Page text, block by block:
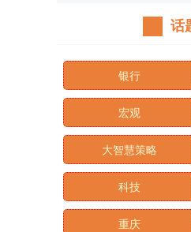
话
银行
宏观
大智慧策略
科技
重庆